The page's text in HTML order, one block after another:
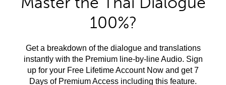
100%?
Get a breakdown of the dialogue and translations
instantly with the Premium line-by-line Audio. Sign
up for your Free Lifetime Account Now and get 7
Days of Premium Access including this feature.